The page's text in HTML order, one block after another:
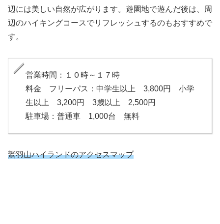
辺には美しい自然が広がります。遊園地で遊んだ後は、周
辺のハイキングコースでリフレッシュするのもおすすめで
す。
営業時間：１０時～１７時
料金 フリーパス：中学生以上 3,800円 小学
生以上 3,200円 3歳以上 2,500円
駐車場：普通車 1,000台 無料
鷲羽山ハイランドのアクセスマップ